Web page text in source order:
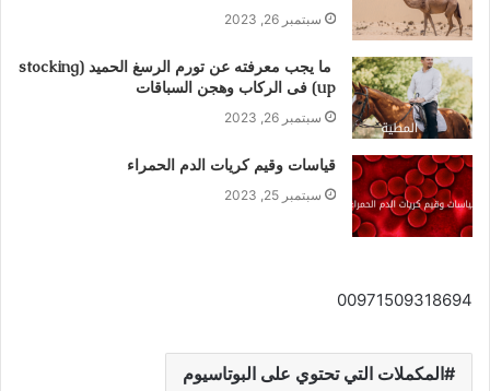
سبتمبر 26, 2023
ما يجب معرفته عن تورم الرسغ الحميد (stocking
up) فى الركاب وهجن السباقات
سبتمبر 26, 2023
قياسات وقيم كريات الدم الحمراء
سبتمبر 25, 2023
00971509318694
المكملات التي تحتوي على البوتاسيوم